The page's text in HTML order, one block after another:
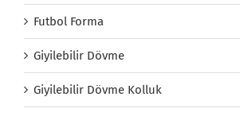
Futbol Forma
Giyilebilir Dövme
Giyilebilir Dövme Kolluk